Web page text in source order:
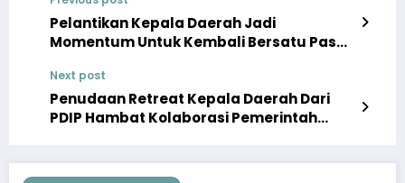
Pelantikan Kepala Daerah Jadi
Momentum Untuk Kembali Bersatu Pasca
Next post
Penudaan Retreat Kepala Daerah Dari
PDIP Hambat Kolaborasi Pemerintah